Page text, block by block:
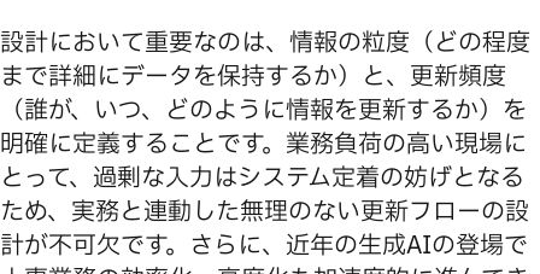
設計において重要なのは、情報の粒度（どの程度
まで詳細にデータを保持するか）と、更新頻度
（誰が、いつ、どのように情報を更新するか）を
明確に定義することです。業務負荷の高い現場に
とって、過剰な入力はシステム定着の妨げとなる
ため、実務と連動した無理のない更新フローの設
計が不可欠です。さらに、近年の生成AIの登場で